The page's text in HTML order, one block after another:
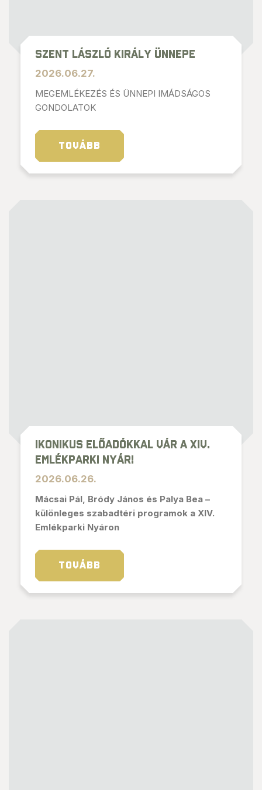
Szent László király ünnepe
2026.06.27.
MEGEMLÉKEZÉS ÉS ÜNNEPI IMÁDSÁGOS
GONDOLATOK
TOVÁBB
Ikonikus előadókkal vár a XIV.
Emlékparki Nyár!
2026.06.26.
Mácsai Pál, Bródy János és Palya Bea –
különleges szabadtéri programok a XIV.
Emlékparki Nyáron
TOVÁBB